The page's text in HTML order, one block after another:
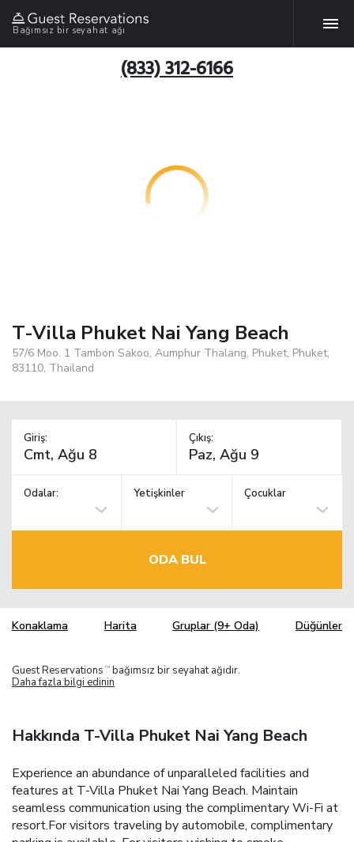
Bağımsız bir seyahat ağı
(833) 312-6166
T-Villa Phuket Nai Yang Beach
57/6 Moo. 1 Tambon Sakoo, Aumphur Thalang, Phuket, Phuket,
83110, Thailand
Giriş: Çıkış:
Odalar: Yetişkinler Çocuklar
ODA BUL
Konaklama Harita Gruplar (9+ Oda) Düğünler
Guest Reservations TM bağımsız bir seyahat ağıdır.
Daha fazla bilgi edinin
Hakkında T-Villa Phuket Nai Yang Beach
Experience an abundance of unparalleled facilities and
features at T-Villa Phuket Nai Yang Beach. Maintain
seamless communication using the complimentary Wi-Fi at
resort.For visitors traveling by automobile, complimentary